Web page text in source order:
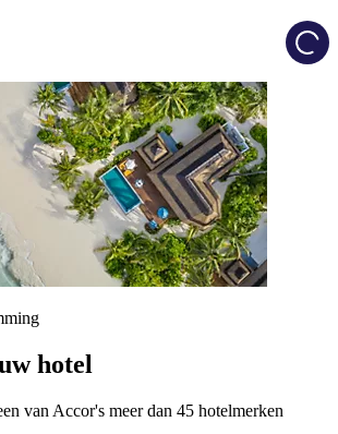
hotel
van Accor's meer dan 45 hotelmerken